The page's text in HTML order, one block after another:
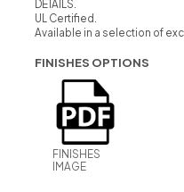
DETAILS.
UL Certified.
Available in a selection of
FINISHES OPTIONS
FINISHES
IMAGE